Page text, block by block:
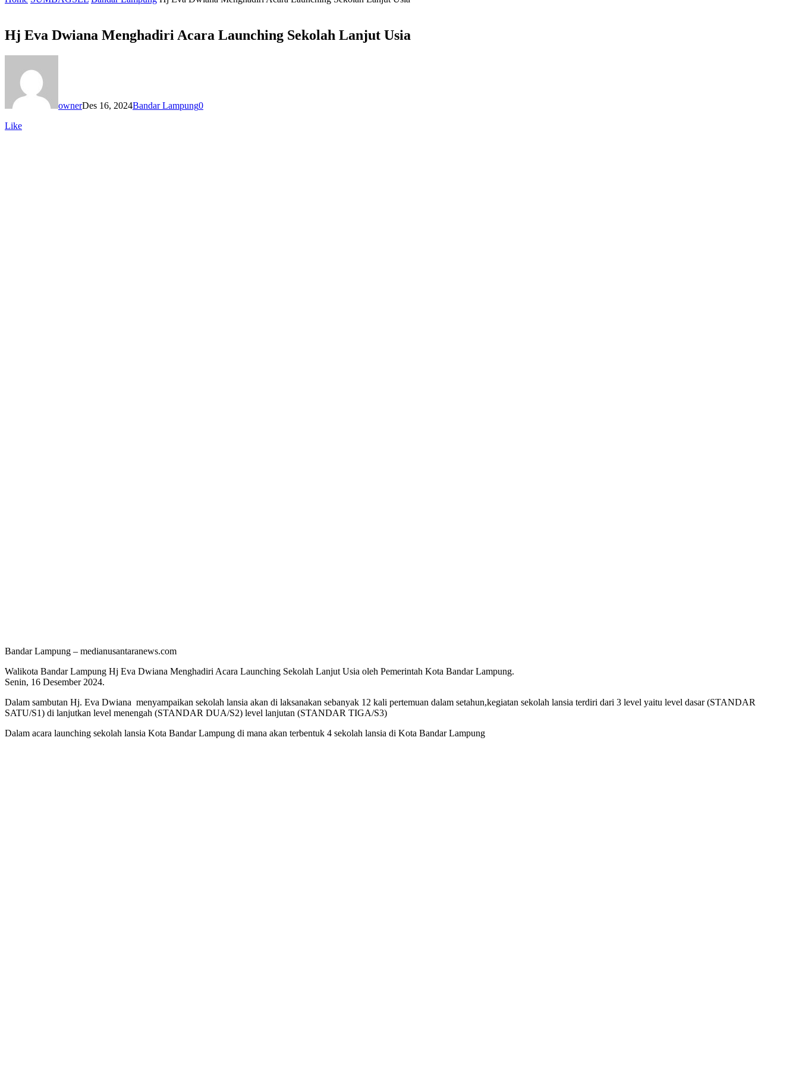
Hj Eva Dwiana Menghadiri Acara Launching Sekolah Lanjut Usia
ownerDes 16, 2024Bandar Lampung0
Like
Bandar Lampung – medianusantaranews.com
Walikota Bandar Lampung Hj Eva Dwiana Menghadiri Acara Launching Sekolah Lanjut Usia oleh Pemerintah Kota Bandar Lampung.
Senin, 16 Desember 2024.
Dalam sambutan Hj. Eva Dwiana menyampaikan sekolah lansia akan di laksanakan sebanyak 12 kali pertemuan dalam setahun,kegiatan sekolah lansia terdiri dari 3 level yaitu level dasar (STANDAR
SATU/S1) di lanjutkan level menengah (STANDAR DUA/S2) level lanjutan (STANDAR TIGA/S3)
Dalam acara launching sekolah lansia Kota Bandar Lampung di mana akan terbentuk 4 sekolah lansia di Kota Bandar Lampung